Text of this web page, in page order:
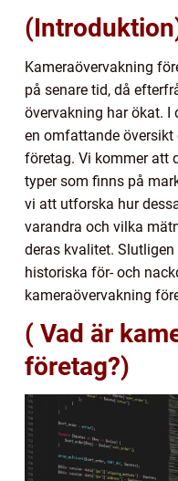
Kameraövervakning
på senare tid, då
övervakning har ökat. I
en omfattande översikt
företag. Vi kommer att
typer som finns på
vi att utforska hur
varandra och vilka
deras kvalitet.
historiska för- och
kameraövervakning
( Vad är
företag?)